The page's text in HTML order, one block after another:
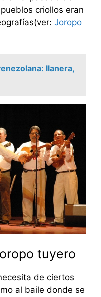
criollos eran
Joropo
llanera,
tuyero
de ciertos
al baile donde se